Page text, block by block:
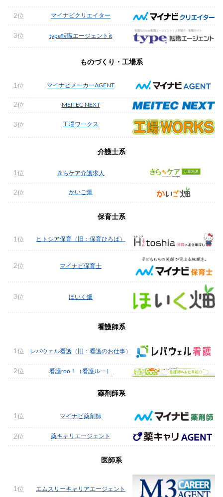
2位 マイナビクリエイター
3位 type転職エージェントit
ものづくり・工場系
1位 マイナビメーカーAGENT
2位 MEITEC NEXT
3位 工場ワークス
介護士系
1位 きらケア介護求人
2位 かいご畑
保育士系
1位 ヒトシア保育（旧：保育ひろば）
2位 マイナビ保育士
3位 ほいく畑
看護師系
1位 レバウェル看護（旧：看護のお仕事）
2位 看護roo！（看護ルー）
薬剤師系
1位 マイナビ薬剤師
2位 薬キャリエージェント
医師系
1位 エムスリーキャリアエージェント